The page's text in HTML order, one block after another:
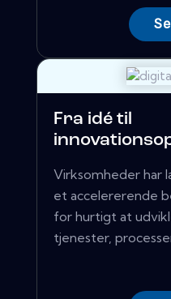
Fra idé til
Virksomheder
et accelererende
for hurtigt at
tjenester,